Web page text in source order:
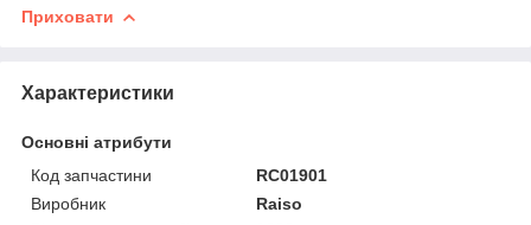
Приховати
Характеристики
Основні атрибути
Код запчастини
RC01901
Виробник
Raiso